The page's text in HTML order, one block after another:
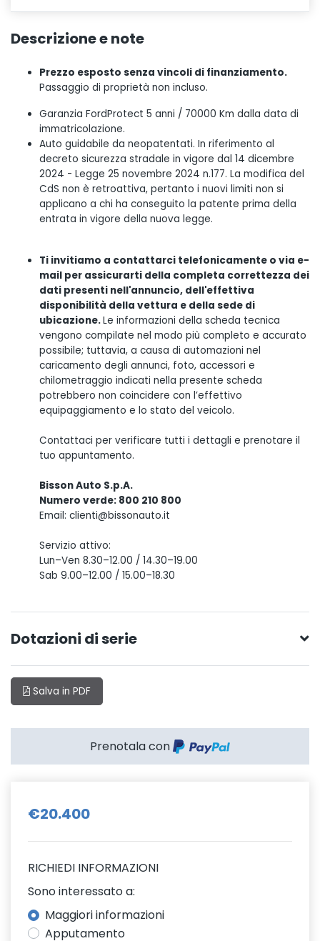
Descrizione e note
Prezzo esposto senza vincoli di finanziamento.
Passaggio di proprietà non incluso.
Garanzia FordProtect 5 anni / 70000 Km dalla data di
immatricolazione.
Auto guidabile da neopatentati. In riferimento al
decreto sicurezza stradale in vigore dal 14 dicembre
2024 - Legge 25 novembre 2024 n.177. La modifica del
CdS non è retroattiva, pertanto i nuovi limiti non si
applicano a chi ha conseguito la patente prima della
entrata in vigore della nuova legge.
Ti invitiamo a contattarci telefonicamente o via e-
mail per assicurarti della completa correttezza dei
dati presenti nell'annuncio, dell'effettiva
disponibilità della vettura e della sede di
ubicazione.Le informazioni della scheda tecnica
vengono compilate nel modo più completo e accurato
possibile; tuttavia, a causa di automazioni nel
caricamento degli annunci, foto, accessori e
chilometraggio indicati nella presente scheda
potrebbero non coincidere con l’effettivo
equipaggiamento e lo stato del veicolo.
Contattaci per verificare tutti i dettagli e prenotare il
tuo appuntamento.
Bisson Auto S.p.A.
Numero verde: 800 210 800
Email: clienti@bissonauto.it
Servizio attivo:
Lun–Ven 8.30–12.00 / 14.30–19.00
Sab 9.00–12.00 / 15.00–18.30
Dotazioni di serie
Salva in PDF
Prenotala con
€20.400
RICHIEDI INFORMAZIONI
Sono interessato a:
Maggiori informazioni
Apputamento